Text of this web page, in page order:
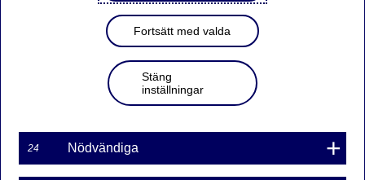
Fortsätt med valda
Stäng
inställningar
24 Nödvändiga